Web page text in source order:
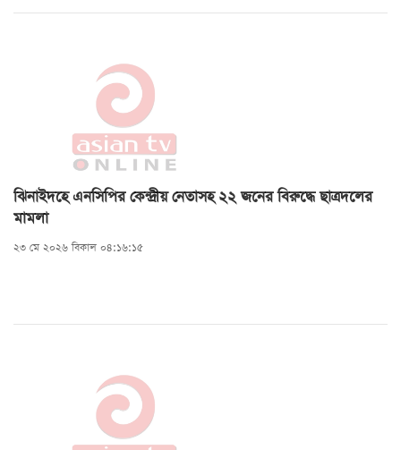
ঝিনাইদহে এনসিপির কেন্দ্রীয় নেতাসহ ২২ জনের বিরুদ্ধে ছাত্রদলের
মামলা
২৩ মে ২০২৬ বিকাল ০৪:১৬:১৫